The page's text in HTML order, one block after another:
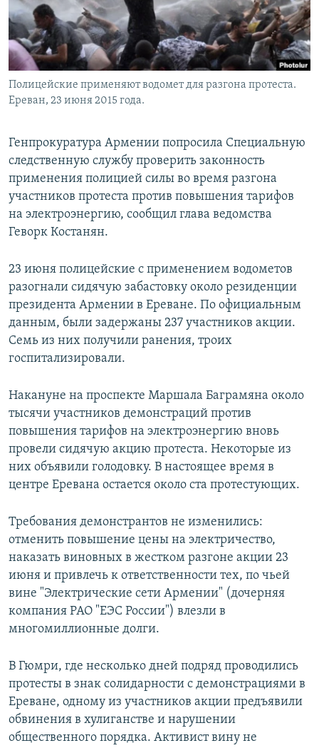
Полицейские применяют водомет для разгона протеста.
Ереван, 23 июня 2015 года.
Генпрокуратура Армении попросила Специальную
следственную службу проверить законность
применения полицией силы во время разгона
участников протеста против повышения тарифов
на электроэнергию, сообщил глава ведомства
Геворк Костанян.
23 июня полицейские с применением водометов
разогнали сидячую забастовку около резиденции
президента Армении в Ереване. По официальным
данным, были задержаны 237 участников акции.
Семь из них получили ранения, троих
госпитализировали.
Накануне на проспекте Маршала Баграмяна около
тысячи участников демонстраций против
повышения тарифов на электроэнергию вновь
провели сидячую акцию протеста. Некоторые из
них объявили голодовку. В настоящее время в
центре Еревана остается около ста протестующих.
Требования демонстрантов не изменились:
отменить повышение цены на электричество,
наказать виновных в жестком разгоне акции 23
июня и привлечь к ответственности тех, по чьей
вине "Электрические сети Армении" (дочерняя
компания РАО "ЕЭС России") влезли в
многомиллионные долги.
В Гюмри, где несколько дней подряд проводились
протесты в знак солидарности с демонстрациями в
Ереване, одному из участников акции предъявили
обвинения в хулиганстве и нарушении
общественного порядка. Активист вину не